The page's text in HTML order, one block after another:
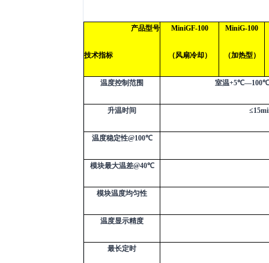
产品型号
技术指标
MiniGF-100
（风扇冷却）
MiniG-100
（加热型）
温度控制范围 室温+5℃—100℃
升温时间 ≤
温度稳定性@100℃
模块最大温差@40℃
模块温度均匀性
温度显示精度
最长定时